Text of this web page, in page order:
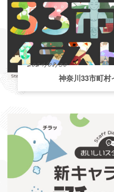
2024/08/30
神奈川33市町